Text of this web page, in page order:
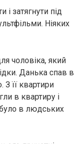
затягнути під
Ніяких
чоловіка, який
Данька спав в
З її квартири
в квартиру і
в людських